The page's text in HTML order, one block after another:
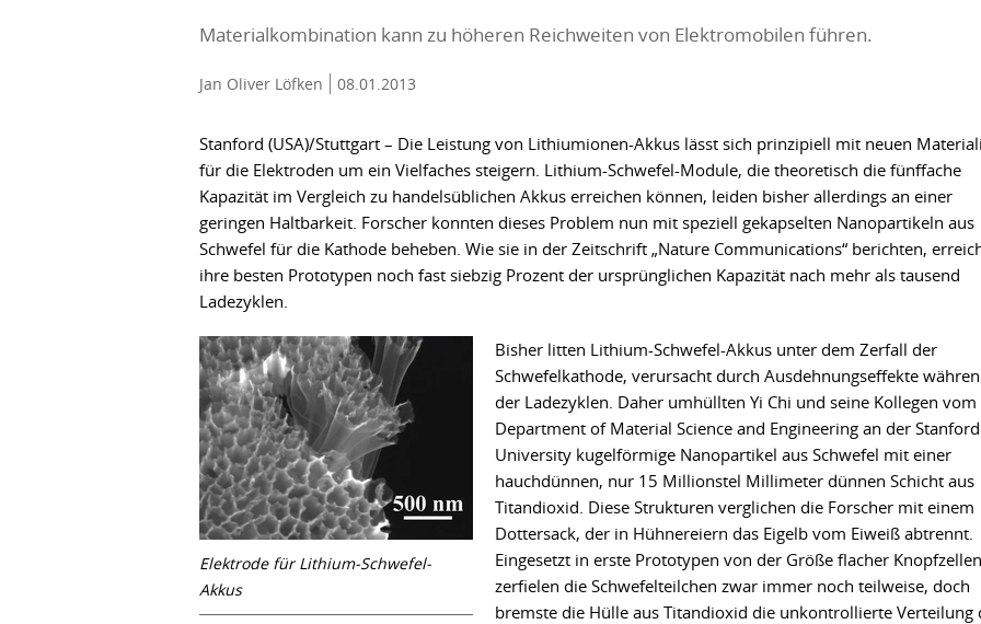
Materialkombination kann zu höheren Reichweiten von Elektromobilen führen.
Jan Oliver Löfken 08.01.2013
Stanford (USA)/Stuttgart – Die Leistung von Lithiumionen-Akkus lässt sich prinzipiell mit neuen
für die Elektroden um ein Vielfaches steigern. Lithium-Schwefel-Module, die theoretisch die fünffache
Kapazität im Vergleich zu handelsüblichen Akkus erreichen können, leiden bisher allerdings an einer
geringen Haltbarkeit. Forscher konnten dieses Problem nun mit speziell gekapselten Nanopartikeln aus
Schwefel für die Kathode beheben. Wie sie in der Zeitschrift „Nature Communications“ berichten,
ihre besten Prototypen noch fast siebzig Prozent der ursprünglichen Kapazität nach mehr als tausend
Ladezyklen.
Elektrode für Lithium-Schwefel-
Akkus
Bisher litten Lithium-Schwefel-Akkus unter dem Zerfall der
Schwefelkathode, verursacht durch Ausdehnungseffekte
der Ladezyklen. Daher umhüllten Yi Chi und seine Kollegen vom
Department of Material Science and Engineering an der Stanford
University kugelförmige Nanopartikel aus Schwefel mit einer
hauchdünnen, nur 15 Millionstel Millimeter dünnen Schicht aus
Titandioxid. Diese Strukturen verglichen die Forscher mit einem
Dottersack, der in Hühnereiern das Eigelb vom Eiweiß abtrennt.
Eingesetzt in erste Prototypen von der Größe flacher
zerfielen die Schwefelteilchen zwar immer noch teilweise, doch
bremste die Hülle aus Titandioxid die unkontrollierte Verteilung